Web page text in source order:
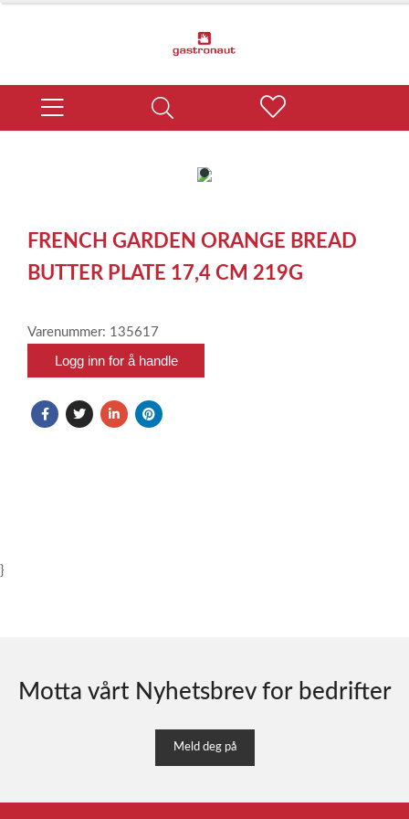
item
of
1
FRENCH GARDEN ORANGE BREAD
BUTTER PLATE 17,4 CM 219G
Varenummer: 135617
Logg inn for å handle
}
Motta vårt Nyhetsbrev for bedrifter
Meld deg på